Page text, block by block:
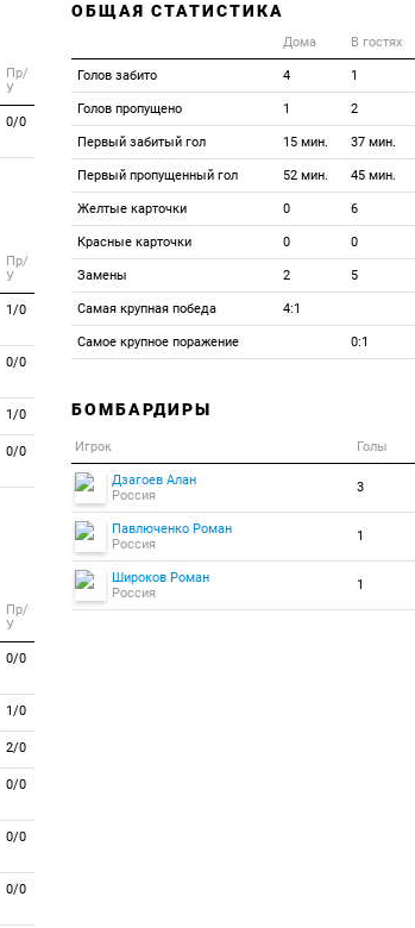
Пр/
У
0/0
Пр/
У
1/0
0/0
1/0
0/0
Пр/
У
0/0
1/0
2/0
0/0
0/0
0/0
ОБЩАЯ СТАТИСТИКА
Дома В гостях
Голов забито 4 1
Голов пропущено 1 2
Первый забитый гол 15 мин. 37 мин.
Первый пропущенный гол 52 мин. 45 мин.
Желтые карточки 0 6
Красные карточки 0 0
Замены 2 5
Самая крупная победа 4:1
Самое крупное поражение 0:1
БОМБАРДИРЫ
Игрок Голы
Дзагоев Алан
Россия
3
Павлюченко Роман
Россия
1
Широков Роман
Россия
1